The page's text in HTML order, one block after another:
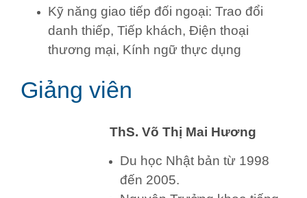
Kỹ năng giao tiếp đối ngoại: Trao đổi
danh thiếp, Tiếp khách, Điện thoại
thương mại, Kính ngữ thực dụng
Giảng viên
ThS. Võ Thị Mai Hương
Du học Nhật bản từ 1998
đến 2005.